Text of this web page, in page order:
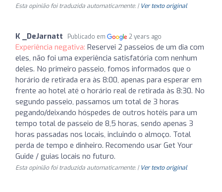
Esta opinião foi traduzida automaticamente. | Ver texto original
K _DeJarnatt Publicado em 2 years ago
Experiência negativa: Reservei 2 passeios de um dia com
eles, não foi uma experiência satisfatória com nenhum
deles. No primeiro passeio, fomos informados que o
horário de retirada era às 8:00, apenas para esperar em
frente ao hotel até o horário real de retirada às 8:30. No
segundo passeio, passamos um total de 3 horas
pegando/deixando hóspedes de outros hotéis para um
tempo total de passeio de 8,5 horas, sendo apenas 3
horas passadas nos locais, incluindo o almoço. Total
perda de tempo e dinheiro. Recomendo usar Get Your
Guide / guias locais no futuro.
Esta opinião foi traduzida automaticamente. | Ver texto original